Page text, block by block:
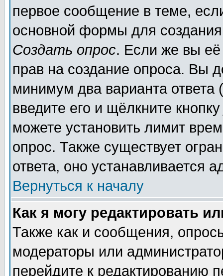
первое сообщение в теме,
основной формы для
Создать опрос. Если же вы её
прав на создание опроса. Вы
минимум два варианта ответа
введите его и щёлкните
можете установить лимит
опрос. Также существует
ответа, оно устанавливается
Вернуться к началу
Как я могу редактировать
Также как и сообщения,
модераторы или
перейдите к редактированию